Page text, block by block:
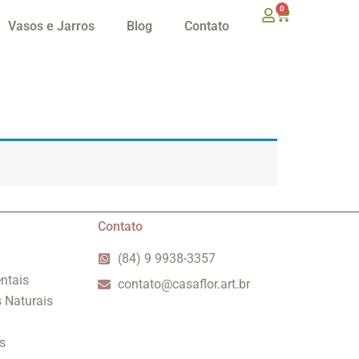
Vasos e Jarros Blog Contato
0
Naturais
Contato
(84) 9 9938-3357
contato@casaflor.art.br